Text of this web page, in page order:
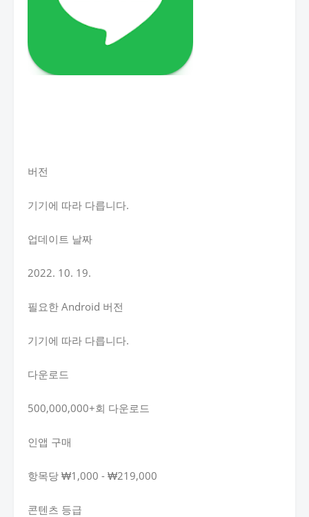
버전
기기에 따라 다릅니다.
업데이트 날짜
2022. 10. 19.
필요한 Android 버전
기기에 따라 다릅니다.
다운로드
500,000,000+회 다운로드
인앱 구매
항목당 ₩1,000 - ₩219,000
콘텐츠 등급